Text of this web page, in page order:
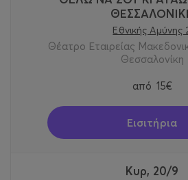
Εθνικής Αμύνης
Θέατρο Εταιρείας
Θεσσαλονίκη
από 15€
Εισιτήρια
Κυρ, 20/9